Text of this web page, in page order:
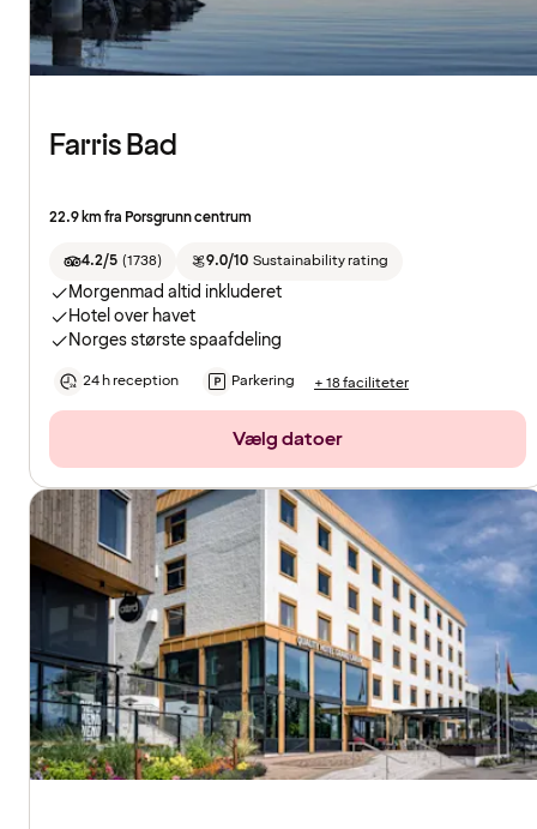
Farris Bad
22.9 km fra Porsgrunn centrum
4.2/5 (1738) 9.0/10 Sustainability rating
Morgenmad altid inkluderet
Hotel over havet
Norges største spaafdeling
24 h reception Parkering + 18 faciliteter
Vælg datoer